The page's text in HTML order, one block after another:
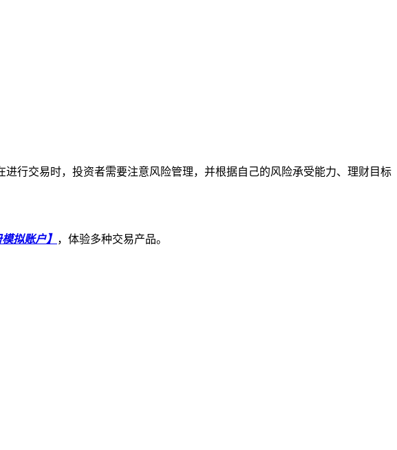
交易时，投资者需要注意风险管理，并根据自己的风险承受能力、理财目标
模拟账户】 ，体验多种交易产品。